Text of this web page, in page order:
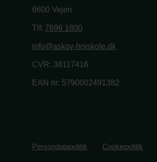
6600 Vejen
Tlf: 7696 1800
info@askov-hojskole.dk
CVR: 38117416
EAN nr: 5790002491382
Persondatapolitik Cookiepolitik